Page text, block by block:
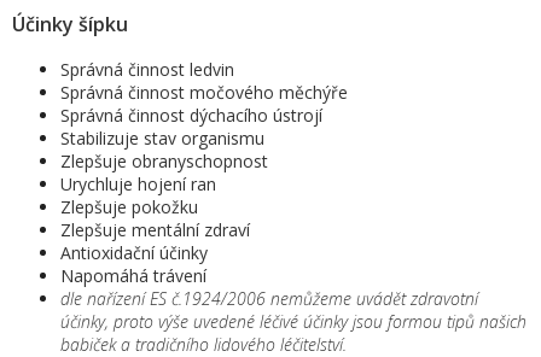
Účinky šípku
Správná činnost ledvin
Správná činnost močového měchýře
Správná činnost dýchacího ústrojí
Stabilizuje stav organismu
Zlepšuje obranyschopnost
Urychluje hojení ran
Zlepšuje pokožku
Zlepšuje mentální zdraví
Antioxidační účinky
Napomáhá trávení
dle nařízení ES č.1924/2006 nemůžeme uvádět zdravotní
účinky, proto výše uvedené léčivé účinky jsou formou tipů našich
babiček a tradičního lidového léčitelství.